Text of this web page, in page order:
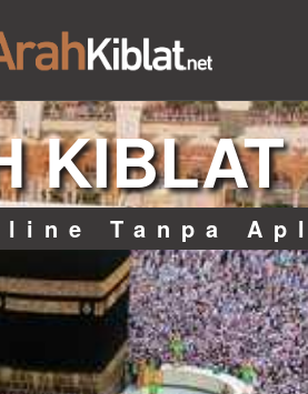
KIBLAT
Tanpa